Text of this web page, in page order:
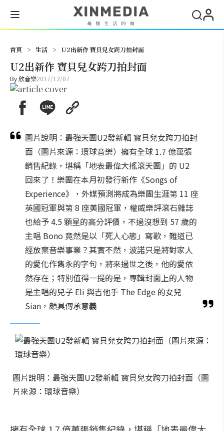
首頁 > 生活 > U2出新作 寶貝兒女跨刀拍封面
U2出新作 寶貝兒女跨刀拍封面
By欣音樂2017/12/07
圖片說明：最強天團U2發新輯 寶貝兒女跨刀拍封
面（圖片來源：環球音樂）擁有全球 1.7 億萬張
銷售紀錄，堪稱「地表最偉大搖滾天團」的 U2
回來了！樂團在本月初發行新作《Songs of
Experience》，外媒預測將成為樂團生涯第 11 座
英國冠軍與第 8 座美國冠軍，權威樂評滾石雜誌
也給予 4.5 顆星的高分評價，不過沒想到 57 歲的
主唱 Bono 竟然是以「死人心態」寫歌，難道已
經放棄音樂事業？其實不然，波諾只是將對家人
的愛化作雋永的字句，將來過世之後，他的愛依
然存在；特別值得一提的是，專輯封面上的人物
是主唱的兒子 Eli 與吉他手 The Edge 的女兒
Sian，頗具傳承意義
圖片說明：最強天團U2發新輯 寶貝兒女跨刀拍封面（圖
片來源：環球音樂）